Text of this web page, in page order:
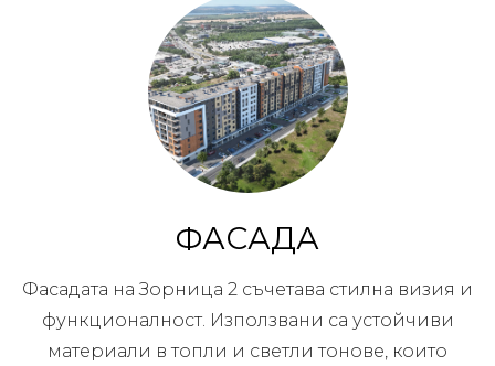
ФАСАДА
Фасадата на Зорница 2 съчетава стилна визия и
функционалност. Използвани са устойчиви
материали в топли и светли тонове, които